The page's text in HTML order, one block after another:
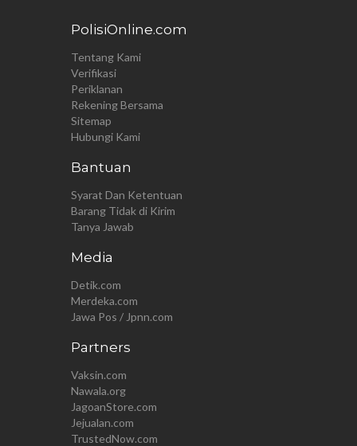
PolisiOnline.com
Tentang Kami
Verifikasi
Periklanan
Rekening Bersama
Sitemap
Hubungi Kami
Bantuan
Syarat Dan Ketentuan
Barang Tidak di Kirim
Tanya Jawab
Media
Detik.com
Merdeka.com
Jawa Pos / Jpnn.com
Partners
Vaksin.com
Nawala.org
JagoanStore.com
Jejualan.com
TrustedNow.com